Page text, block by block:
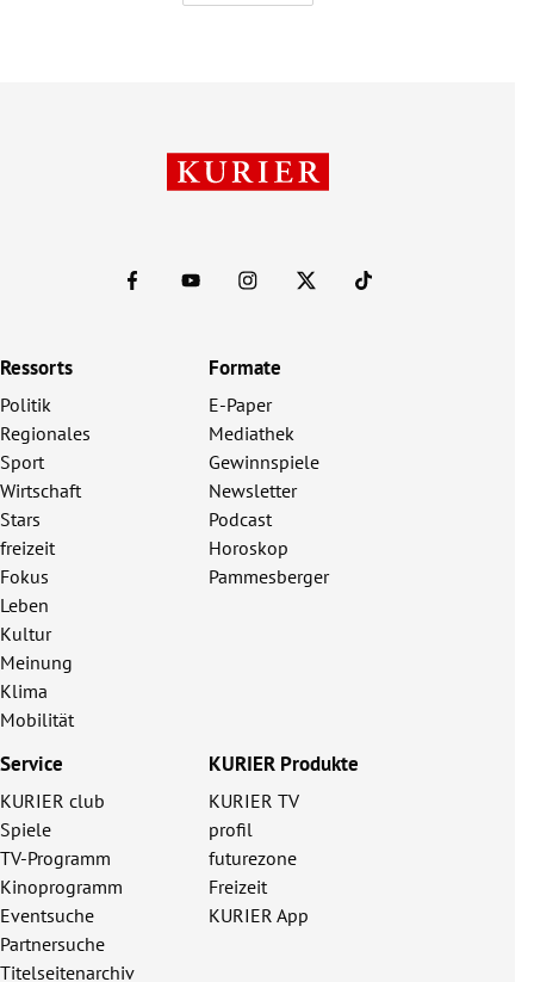
Ressorts
Politik
Regionales
Sport
Wirtschaft
Stars
freizeit
Fokus
Leben
Kultur
Meinung
Klima
Mobilität
Formate
E-Paper
Mediathek
Gewinnspiele
Newsletter
Podcast
Horoskop
Pammesberger
Service
KURIER club
Spiele
TV-Programm
Kinoprogramm
Eventsuche
Partnersuche
Titelseitenarchiv
KURIER Produkte
KURIER TV
profil
futurezone
Freizeit
KURIER App